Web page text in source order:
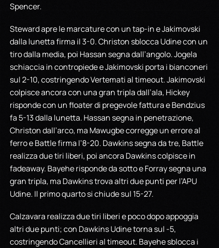
Spencer.
Steward apre le marcature con un tap-in e Jakimovski
dalla lunetta firma il 3-0. Christon sblocca Udine con un
tiro dalla media, poi Hassan segna dall’angolo. Jogela
schiaccia in contropiede e Jakimovski porta i bianconeri
sul 2-10, costringendo Vertemati al timeout. Jakimovski
colpisce ancora con una gran tripla dall’ala, Hickey
risponde con un floater di pregevole fattura e Bendzius
fa 5-13 dalla lunetta. Hassan segna in penetrazione,
Christon dall’arco, ma Mawugbe corregge un errore al
ferro e Battle firma l’8-20. Dawkins segna da tre, Battle
realizza due tiri liberi, poi ancora Dawkins colpisce in
fadeaway. Bayehe risponde da sotto e Forray segna una
gran tripla, ma Dawkins trova altri due punti per l’APU
Udine. Il primo quarto si chiude sul 15-27.
Calzavara realizza due tiri liberi e poco dopo appoggia
altri due punti; con Dawkins Udine torna sul -5,
costringendo Cancellieri al timeout. Bayehe sblocca i